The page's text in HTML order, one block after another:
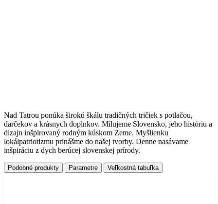
Nad Tatrou ponúka širokú škálu tradičných tričiek s potlačou,
darčekov a krásnych doplnkov. Milujeme Slovensko, jeho históriu a
dizajn inšpirovaný rodným kúskom Zeme. Myšlienku
lokálpatriotizmu prinášme do našej tvorby. Denne nasávame
inšpiráciu z dych berúcej slovenskej prírody.
Podobné produkty Parametre Veľkostná tabuľka